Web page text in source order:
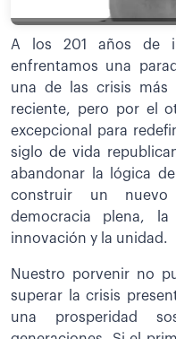
A los 201 años de
enfrentamos una
una de las crisis más
reciente, pero por el
excepcional para
siglo de vida
abandonar la lógica
construir un
democracia plena,
innovación y la unidad.
Nuestro porvenir no
superar la crisis
una prosperidad